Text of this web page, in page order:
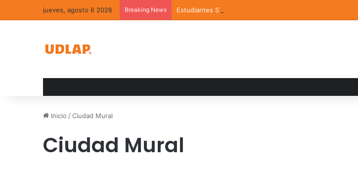
jueves, agosto 6 2026 Breaking News Estudiantes STEM de la UDLAP destacan en el MUTVI 2026
Inicio /Ciudad Mural
Ciudad Mural